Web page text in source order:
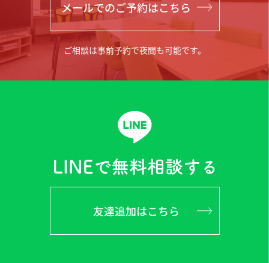
ご相談は事前予約で夜間も可能です。